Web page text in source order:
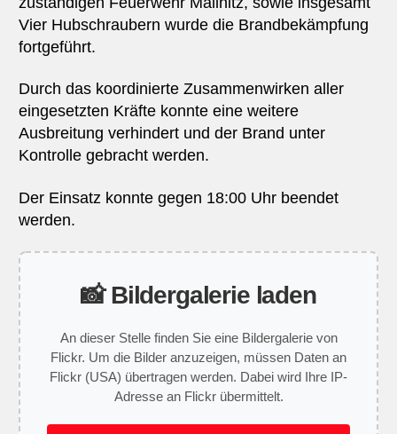
Vier Hubschraubern wurde die Brandbekämpfung
fortgeführt.
Durch das koordinierte Zusammenwirken aller
eingesetzten Kräfte konnte eine weitere
Ausbreitung verhindert und der Brand unter
Kontrolle gebracht werden.
Der Einsatz konnte gegen 18:00 Uhr beendet
werden.
📸 Bildergalerie laden
An dieser Stelle finden Sie eine Bildergalerie von
Flickr. Um die Bilder anzuzeigen, müssen Daten an
Flickr (USA) übertragen werden. Dabei wird Ihre IP-
Adresse an Flickr übermittelt.